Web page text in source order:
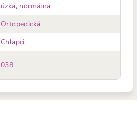
úzka, normálna
Ortopedická
Chlapci
038